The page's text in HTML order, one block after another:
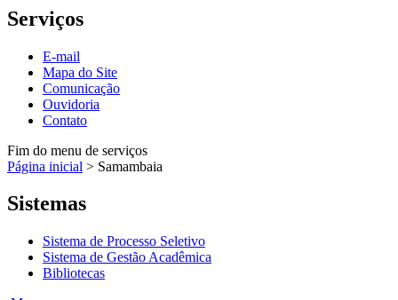
Serviços
E-mail
Mapa do Site
Comunicação
Ouvidoria
Contato
Fim do menu de serviços
Página inicial > Samambaia
Sistemas
Sistema de Processo Seletivo
Sistema de Gestão Acadêmica
Bibliotecas